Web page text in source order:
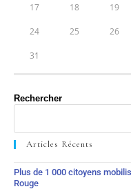
17 18 19
24 25 26
31
Rechercher
Articles Récents
Plus de 1 000 citoyens
Rouge